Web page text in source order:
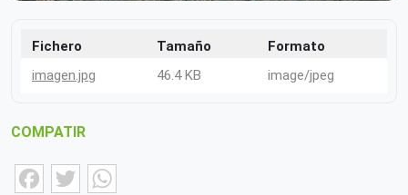
Fichero Tamaño
Formato
imagen.jpg
46.4 KB image/jpeg
COMPATIR
Facebook
Twitter